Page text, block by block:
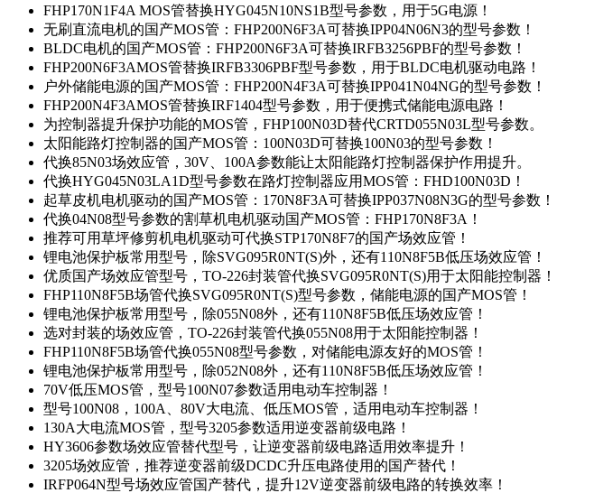
FHP170N1F4A MOS管替换HYG045N10NS1B型号参数，用于5G电源！
无刷直流电机的国产MOS管：FHP200N6F3A可替换IPP04N06N3的型号参数！
BLDC电机的国产MOS管：FHP200N6F3A可替换IRFB3256PBF的型号参数！
FHP200N6F3AMOS管替换IRFB3306PBF型号参数，用于BLDC电机驱动电路！
户外储能电源的国产MOS管：FHP200N4F3A可替换IPP041N04NG的型号参数！
FHP200N4F3AMOS管替换IRF1404型号参数，用于便携式储能电源电路！
为控制器提升保护功能的MOS管，FHP100N03D替代CRTD055N03L型号参数。
太阳能路灯控制器的国产MOS管：100N03D可替换100N03的型号参数！
代换85N03场效应管，30V、100A参数能让太阳能路灯控制器保护作用提升。
代换HYG045N03LA1D型号参数在路灯控制器应用MOS管：FHD100N03D！
起草皮机电机驱动的国产MOS管：170N8F3A可替换IPP037N08N3G的型号参数！
代换04N08型号参数的割草机电机驱动国产MOS管：FHP170N8F3A！
推荐可用草坪修剪机电机驱动可代换STP170N8F7的国产场效应管！
锂电池保护板常用型号，除SVG095R0NT(S)外，还有110N8F5B低压场效应管！
优质国产场效应管型号，TO-226封装管代换SVG095R0NT(S)用于太阳能控制器！
FHP110N8F5B场管代换SVG095R0NT(S)型号参数，储能电源的国产MOS管！
锂电池保护板常用型号，除055N08外，还有110N8F5B低压场效应管！
选对封装的场效应管，TO-226封装管代换055N08用于太阳能控制器！
FHP110N8F5B场管代换055N08型号参数，对储能电源友好的MOS管！
锂电池保护板常用型号，除052N08外，还有110N8F5B低压场效应管！
70V低压MOS管，型号100N07参数适用电动车控制器！
型号100N08，100A、80V大电流、低压MOS管，适用电动车控制器！
130A大电流MOS管，型号3205参数适用逆变器前级电路！
HY3606参数场效应管替代型号，让逆变器前级电路适用效率提升！
3205场效应管，推荐逆变器前级DCDC升压电路使用的国产替代！
IRFP064N型号场效应管国产替代，提升12V逆变器前级电路的转换效率！